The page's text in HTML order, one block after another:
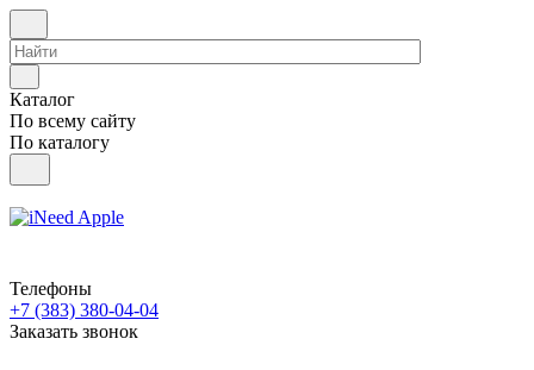
Каталог
По всему сайту
По каталогу
Телефоны
+7 (383) 380-04-04
Заказать звонок